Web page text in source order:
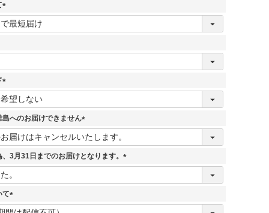
(
必
(
必
須へのお届けできません
(
必
須
3月31日までのお届けとなります。
(
て
(